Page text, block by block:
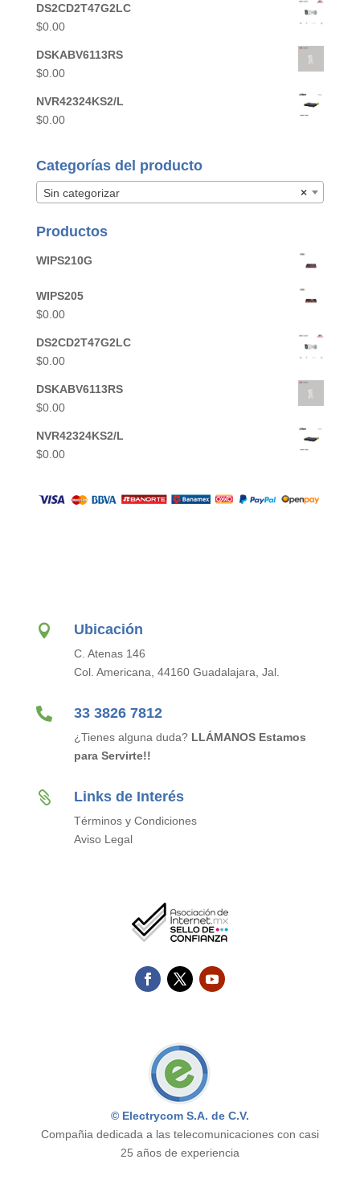
DS2CD2T47G2LC
$0.00
DSKABV6113RS
$0.00
NVR42324KS2/L
$0.00
Categorías del producto
×
Sin categorizar
Productos
WIPS210G
WIPS205
$0.00
DS2CD2T47G2LC
$0.00
DSKABV6113RS
$0.00
NVR42324KS2/L
$0.00
 Ubicación
C. Atenas 146
Col. Americana, 44160 Guadalajara, Jal.
 33 3826 7812
¿Tienes alguna duda? LLÁMANOS Estamos
para Servirte!!
 Links de Interés
Términos y Condiciones
Aviso Legal
© Electrycom S.A. de C.V.
Compañia dedicada a las telecomunicaciones con casi
25 años de experiencia